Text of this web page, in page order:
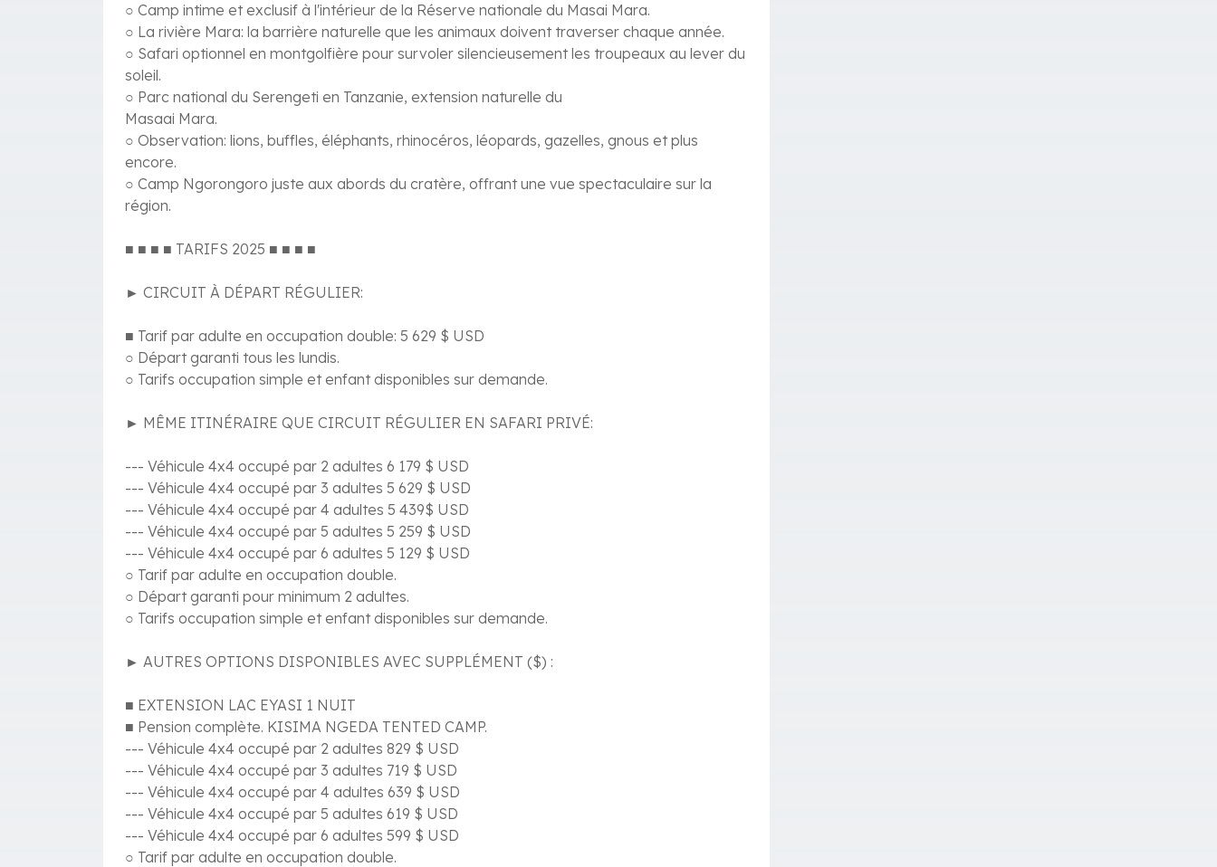
○ Camp intime et exclusif à l'intérieur de la Réserve nationale du Masai Mara.
○ La rivière Mara: la barrière naturelle que les animaux doivent traverser chaque année.
○ Safari optionnel en montgolfière pour survoler silencieusement les troupeaux au lever du
soleil.
○ Parc national du Serengeti en Tanzanie, extension naturelle du
Masaai Mara.
○ Observation: lions, buffles, éléphants, rhinocéros, léopards, gazelles, gnous et plus
encore.
○ Camp Ngorongoro juste aux abords du cratère, offrant une vue spectaculaire sur la
région.
■ ■ ■ ■ TARIFS 2025 ■ ■ ■ ■
► CIRCUIT À DÉPART RÉGULIER:
■ Tarif par adulte en occupation double: 5 629 $ USD
○ Départ garanti tous les lundis.
○ Tarifs occupation simple et enfant disponibles sur demande.
► MÊME ITINÉRAIRE QUE CIRCUIT RÉGULIER EN SAFARI PRIVÉ:
--- Véhicule 4x4 occupé par 2 adultes 6 179 $ USD
--- Véhicule 4x4 occupé par 3 adultes 5 629 $ USD
--- Véhicule 4x4 occupé par 4 adultes 5 439$ USD
--- Véhicule 4x4 occupé par 5 adultes 5 259 $ USD
--- Véhicule 4x4 occupé par 6 adultes 5 129 $ USD
○ Tarif par adulte en occupation double.
○ Départ garanti pour minimum 2 adultes.
○ Tarifs occupation simple et enfant disponibles sur demande.
► AUTRES OPTIONS DISPONIBLES AVEC SUPPLÉMENT ($) :
■ EXTENSION LAC EYASI 1 NUIT
■ Pension complète. KISIMA NGEDA TENTED CAMP.
--- Véhicule 4x4 occupé par 2 adultes 829 $ USD
--- Véhicule 4x4 occupé par 3 adultes 719 $ USD
--- Véhicule 4x4 occupé par 4 adultes 639 $ USD
--- Véhicule 4x4 occupé par 5 adultes 619 $ USD
--- Véhicule 4x4 occupé par 6 adultes 599 $ USD
○ Tarif par adulte en occupation double.